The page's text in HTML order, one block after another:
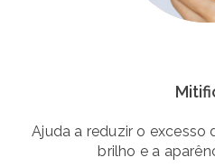
Ajuda a reduzir o excesso
brilho e a